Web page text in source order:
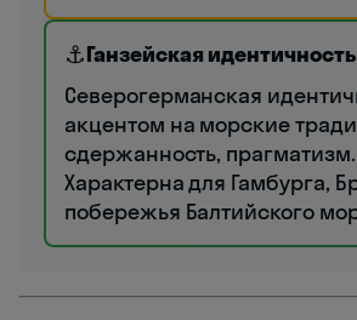
⚓Ганзейская идентичность
Северогерманская
акцентом на морские
сдержанность, прагматизм.
Характерна для Гамбурга,
побережья Балтийского